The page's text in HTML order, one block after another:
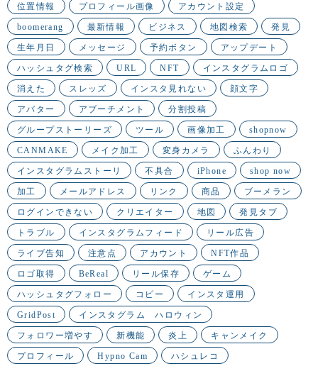
位置情報 プロフィール画像 アカウント設定
boomerang 最新情報 ビジネス 地図検索 発見
生年月日 メッセージ 予約ボタン アップデート
ハッシュタグ検索 URL NFT インスタグラムロゴ
消えた スレッズ インスタ見れない 顔文字
アバター アブーチメント 分割投稿
グループストーリーズ ツール 画像加工 shopnow
CANMAKE メイク加工 変身カメラ ふんわり
インスタグラムストーリ 不具合 iPhone shop now
加工 メールアドレス リンク 商品 ブーメラン
ログインできない クリエイター 地図 発見タブ
トラブル インスタグラムフィード リール広告
ライブ告知 注意点 アカウント NFT作品
ロゴ取得 BeReal リール保存 ゲーム
ハッシュタグフォロー コピー インスタ運用
GridPost インスタグラム ハロウィン
フォロワー増やす 新機能 炎上 キャンメイク
プロフィール Hypno Cam ハシュレコ